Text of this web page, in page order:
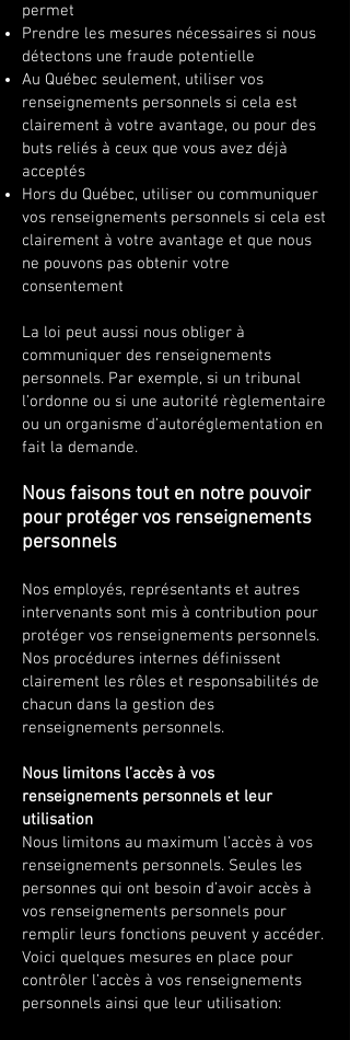
permet
Prendre les mesures nécessaires si nous
détectons une fraude potentielle
Au Québec seulement, utiliser vos
renseignements personnels si cela est
clairement à votre avantage, ou pour des
buts reliés à ceux que vous avez déjà
acceptés
Hors du Québec, utiliser ou communiquer
vos renseignements personnels si cela est
clairement à votre avantage et que nous
ne pouvons pas obtenir votre
consentement
La loi peut aussi nous obliger à
communiquer des renseignements
personnels. Par exemple, si un tribunal
l’ordonne ou si une autorité règlementaire
ou un organisme d’autoréglementation en
fait la demande.
Nous faisons tout en notre pouvoir
pour protéger vos renseignements
personnels
Nos employés, représentants et autres
intervenants sont mis à contribution pour
protéger vos renseignements personnels.
Nos procédures internes définissent
clairement les rôles et responsabilités de
chacun dans la gestion des
renseignements personnels.
Nous limitons l’accès à vos
renseignements personnels et leur
utilisation
Nous limitons au maximum l’accès à vos
renseignements personnels. Seules les
personnes qui ont besoin d’avoir accès à
vos renseignements personnels pour
remplir leurs fonctions peuvent y accéder.
Voici quelques mesures en place pour
contrôler l’accès à vos renseignements
personnels ainsi que leur utilisation: